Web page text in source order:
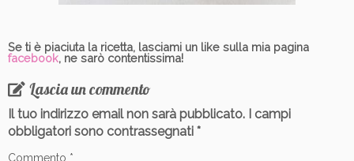
Se ti è piaciuta la ricetta, lasciami un like sulla mia pagina
facebook, ne sarò contentissima!
Lascia un commento
Il tuo indirizzo email non sarà pubblicato. I campi
obbligatori sono contrassegnati *
Commento *